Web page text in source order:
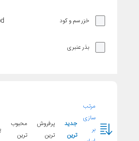
خزر سم و کود
بذر عنبری
متافارم اسپانیا aspain
بر
جدید
پرفروش
ترین
محبوب